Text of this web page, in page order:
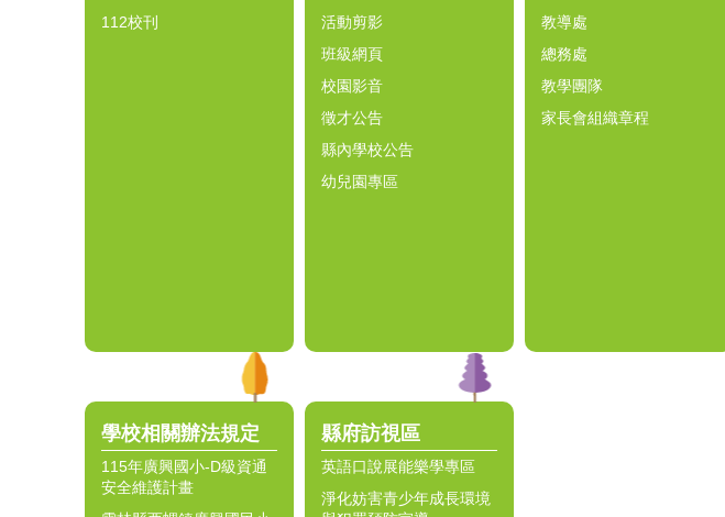
112校刊
活動剪影
班級網頁
校園影音
徵才公告
縣內學校公告
幼兒園專區
教導處
總務處
教學團隊
家長會組織章程
學校相關辦法規定
115年廣興國小-D級資通
安全維護計畫
縣府訪視區
英語口說展能樂學專區
淨化妨害青少年成長環境